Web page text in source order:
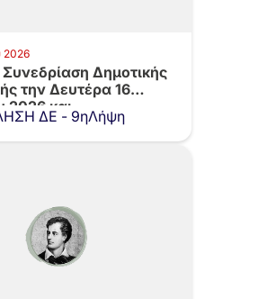
2026
Συνεδρίαση Δημοτικής
την Δευτέρα 16
2026 και…
ΔΕ - 9ηΛήψη